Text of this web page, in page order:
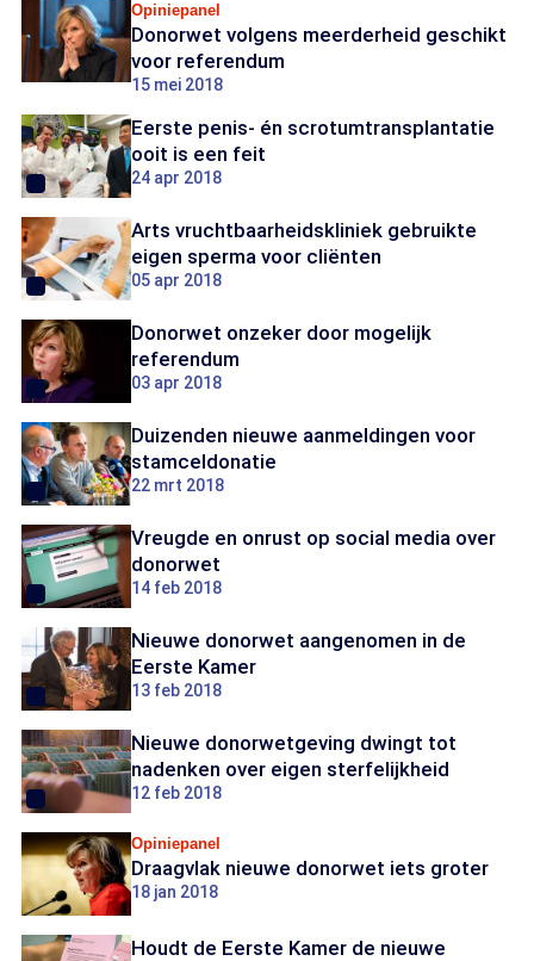
Opiniepanel
Donorwet volgens meerderheid geschikt
voor referendum
15 mei 2018
Eerste penis- én scrotumtransplantatie
ooit is een feit
24 apr 2018
Arts vruchtbaarheidskliniek gebruikte
eigen sperma voor cliënten
05 apr 2018
Donorwet onzeker door mogelijk
referendum
03 apr 2018
Duizenden nieuwe aanmeldingen voor
stamceldonatie
22 mrt 2018
Vreugde en onrust op social media over
donorwet
14 feb 2018
Nieuwe donorwet aangenomen in de
Eerste Kamer
13 feb 2018
Nieuwe donorwetgeving dwingt tot
nadenken over eigen sterfelijkheid
12 feb 2018
Opiniepanel
Draagvlak nieuwe donorwet iets groter
18 jan 2018
Houdt de Eerste Kamer de nieuwe